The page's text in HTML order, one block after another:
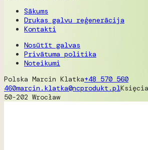
Sākums
Drukas galvu reģenerācija
Kontakti
Nosūtīt galvas
Privātuma politika
Noteikumi
Polska Marcin Klatka+48 570 560
460marcin.klatka@ncprodukt.pl
50-202 Wrocław